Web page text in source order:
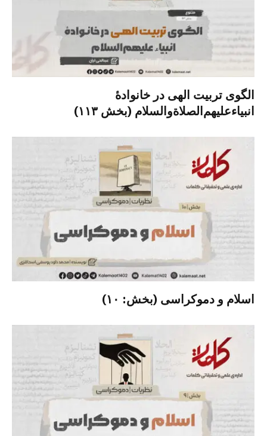
الگوی تربیت الهی در خانوادۀ
انبیاءعلیهم‌الصلاةو‌السلام (بخش ۱۱۳)
اسلام و دموکراسی (بخش: ۱۰)